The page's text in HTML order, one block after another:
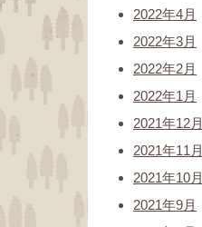
2022年4月
2022年3月
2022年2月
2022年1月
2021年12月
2021年11月
2021年10月
2021年9月